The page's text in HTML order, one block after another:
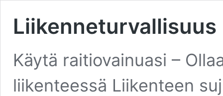
Liikenneturvallisuus
Käytä raitiovainuasi –
liikenteessä Liikenteen